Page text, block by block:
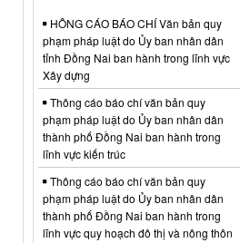
HÔNG CÁO BÁO CHÍ Văn bản quy
phạm pháp luật do Ủy ban nhân dân
tỉnh Đồng Nai ban hành trong lĩnh vực
Xây dựng
Thông cáo báo chí văn bản quy
phạm pháp luật do Ủy ban nhân dân
thành phố Đồng Nai ban hành trong
lĩnh vực kiến trúc
Thông cáo báo chí văn bản quy
phạm pháp luật do Ủy ban nhân dân
thành phố Đồng Nai ban hành trong
lĩnh vực quy hoạch đô thị và nông thôn